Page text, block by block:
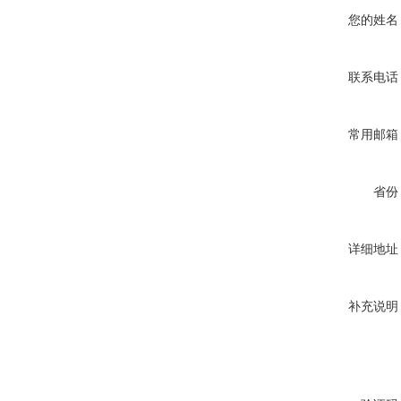
您的姓名
联系电话
常用邮箱
省份
详细地址
补充说明